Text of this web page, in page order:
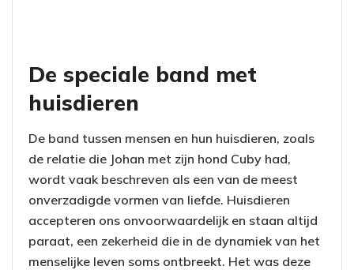
De speciale band met
huisdieren
De band tussen mensen en hun huisdieren, zoals
de relatie die Johan met zijn hond Cuby had,
wordt vaak beschreven als een van de meest
onverzadigde vormen van liefde. Huisdieren
accepteren ons onvoorwaardelijk en staan altijd
paraat, een zekerheid die in de dynamiek van het
menselijke leven soms ontbreekt. Het was deze